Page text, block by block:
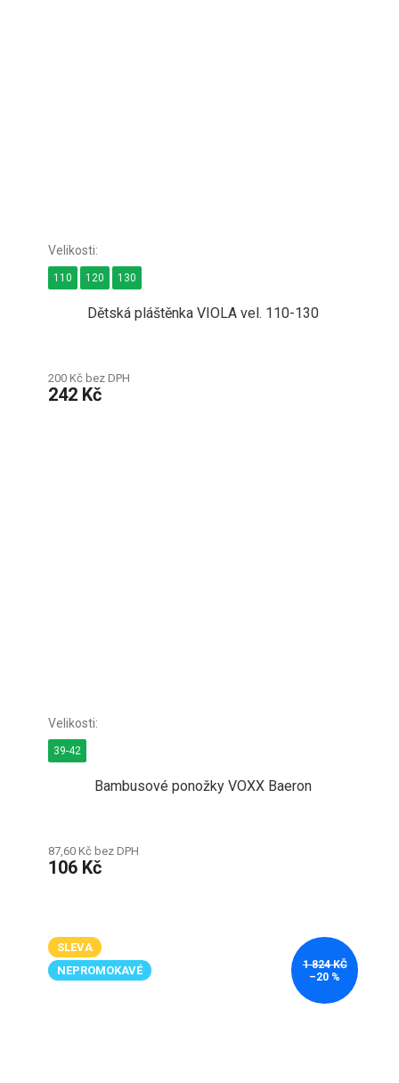
Dětská pláštěnka VIOLA vel. 110-130
200 Kč bez DPH
242 Kč
110 120 130
Bambusové ponožky VOXX Baeron
87,60 Kč bez DPH
106 Kč
39-42
SLEVA
NEPROMOKAVÉ
1 824 KČ
–20 %